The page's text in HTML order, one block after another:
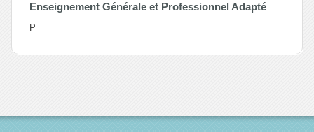
Enseignement Générale et Professionnel Adapté
P